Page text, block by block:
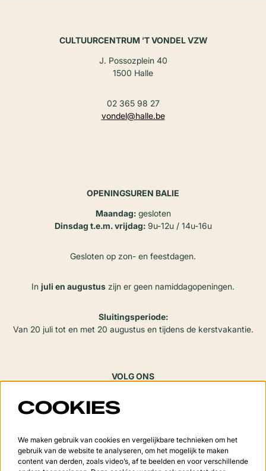
CULTUURCENTRUM ’T VONDEL VZW
J. Possozplein 40
1500 Halle
02 365 98 27
vondel@halle.be
OPENINGSUREN BALIE
Maandag:gesloten
Dinsdag t.e.m. vrijdag:9u-12u / 14u-16u
Gesloten op zon- en feestdagen.
In juli en augustus zijn er geen namiddagopeningen.
Sluitingsperiode:
Van 20 juli tot en met 20 augustus en tijdens de kerstvakantie.
VOLG ONS
Meld je aan voor de nieuwsbrief
COOKIES
We maken gebruik van cookies en vergelijkbare technieken om het
gebruik van de website te analyseren, om het mogelijk te maken
content van derden, zoals video’s, af te beelden en voor verschillende